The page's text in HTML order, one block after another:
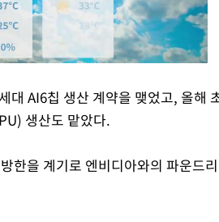
대 AI6칩 생산 계약을 맺었고, 올해
생산도 맡았다.
한을 계기로 엔비디아와의 파운드